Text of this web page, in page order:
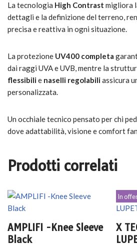
La tecnologia High Contrast migliora
dettagli e la definizione del terreno,
precisa e reattiva in ogni situazione.
La protezione UV400 completa
dai raggi UVA e UVB, mentre la
flessibilie naselli regolabiliassicura
personalizzata.
Un occhiale tecnico pensato per chi
dove adattabilità, visione e comfort
Prodotti correlati
AMPLIFI -Knee Sleeve
Black
In
X